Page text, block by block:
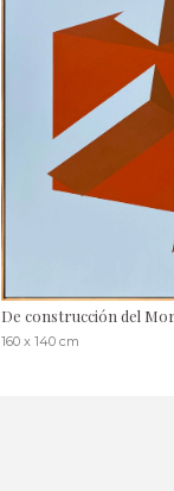
De construcción del
160 x 140 cm